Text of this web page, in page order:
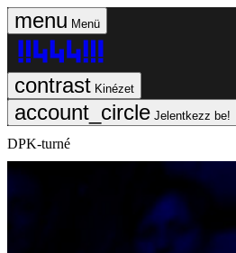
Menü
Kinézet
Jelentkezz be!
DPK-turné